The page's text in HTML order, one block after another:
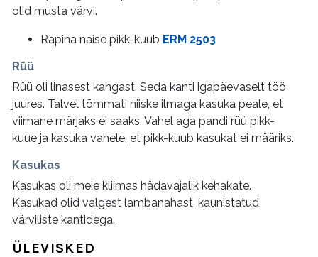
olid musta värvi.
Räpina naise pikk-kuub ERM 2503
Rüü
Rüü oli linasest kangast. Seda kanti igapäevaselt töö
juures. Talvel tõmmati niiske ilmaga kasuka peale, et
viimane märjaks ei saaks. Vahel aga pandi rüü pikk-
kuue ja kasuka vahele, et pikk-kuub kasukat ei määriks.
Kasukas
Kasukas oli meie kliimas hädavajalik kehakate.
Kasukad olid valgest lambanahast, kaunistatud
värviliste kantidega.
ÜLEVISKED